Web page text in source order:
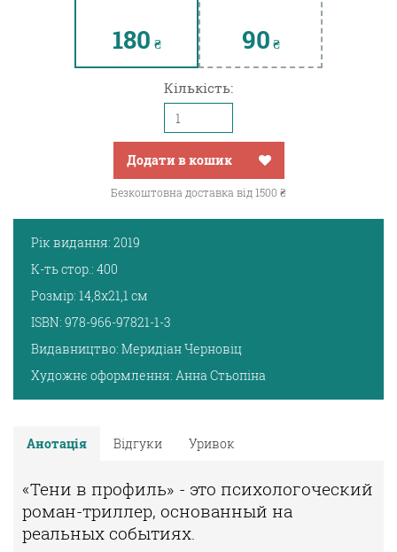
180 ₴ 90 ₴
Кількість:
Додати в кошик
Безкоштовна доставка від 1500 ₴
Рік видання: 2019
К-ть стор.: 400
Розмір: 14,8х21,1 см
ISBN: 978-966-97821-1-3
Видавництво: Меридіан Черновіц
Художнє оформлення: Анна Стьопіна
Анотація Відгуки Уривок
«Тени в профиль» - это психологоческий
роман-триллер, основанный на
реальных событиях.